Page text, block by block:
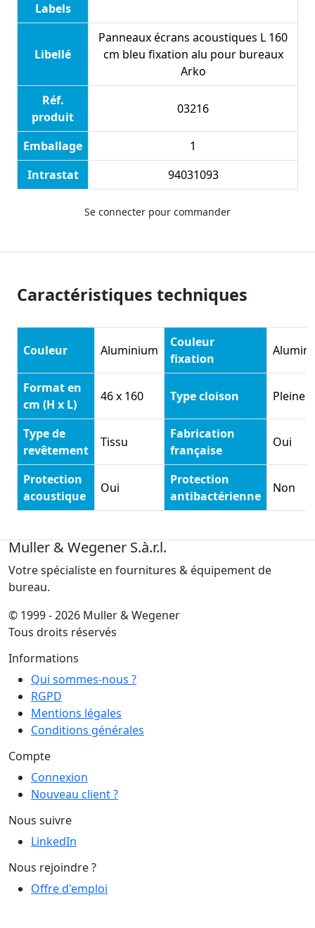
Labels
Libellé
Panneaux écrans acoustiques L 160
cm bleu fixation alu pour bureaux
Arko
Réf.
produit
03216
Emballage
1
Intrastat
94031093
Se connecter pour commander
Caractéristiques techniques
Couleur Aluminium
Couleur
fixation
Format en
cm (H x L)
46 x 160 Type cloison Pleine
Type de
revêtement
Tissu
Fabrication
française
Oui
Protection
acoustique
Oui
Protection
antibactérienne
Non
Muller & Wegener S.à.r.l.
Votre spécialiste en fournitures & équipement de
bureau.
© 1999 - 2026 Muller & Wegener
Tous droits réservés
Informations
Qui sommes-nous ?
RGPD
Mentions légales
Conditions générales
Compte
Connexion
Nouveau client ?
Nous suivre
LinkedIn
Nous rejoindre ?
Offre d'emploi